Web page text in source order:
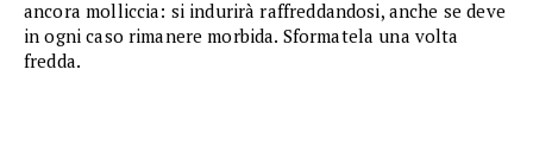
ancora molliccia: si indurirà raffreddandosi, anche se deve
in ogni caso rimanere morbida. Sformatela una volta
fredda.